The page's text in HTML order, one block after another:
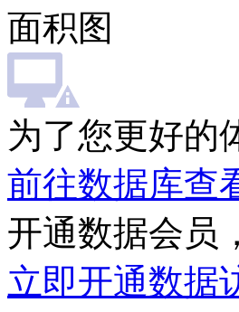
面积图
为了您更好的
前往数据库查
开通数据会员
立即开通数据